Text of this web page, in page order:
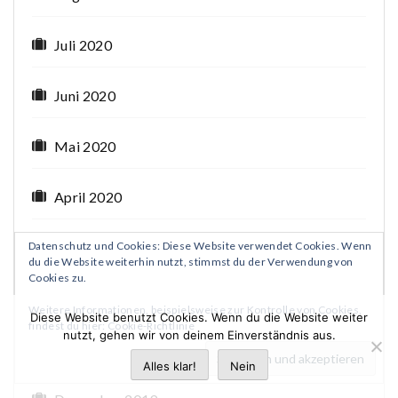
Juli 2020
Juni 2020
Mai 2020
April 2020
März 2020
Januar 2020
Datenschutz und Cookies: Diese Website verwendet Cookies. Wenn
du die Website weiterhin nutzt, stimmst du der Verwendung von
Cookies zu.
Weitere Informationen, beispielsweise zur Kontrolle von Cookies,
findest du hier:Cookie-Richtlinie
Diese Website benutzt Cookies. Wenn du die Website weiter
nutzt, gehen wir von deinem Einverständnis aus.
Alles klar! Nein